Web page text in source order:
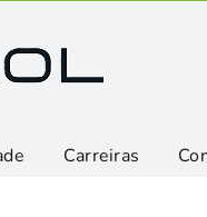
Carreiras